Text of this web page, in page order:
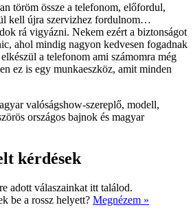
töröm össze a telefonom, előfordul,
kell újra szervizhez fordulnom…
rá vigyázni. Nekem ezért a biztonságot
ahol mindig nagyon kedvesen fogadnak
a telefonom ami számomra még
ez is egy munkaeszköz, amit minden
valóságshow-szereplő, modell,
országos bajnok és magyar
kérdések
adott válaszainkat itt találod.
be a rossz helyett? Megnézem »